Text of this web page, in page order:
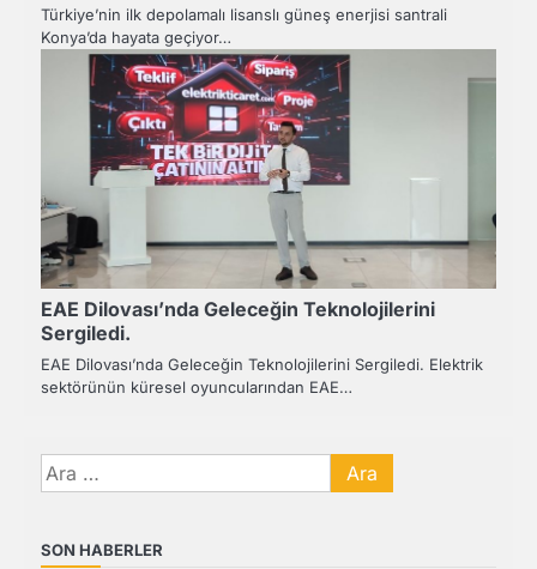
Türkiye’nin ilk depolamalı lisanslı güneş enerjisi santrali
Konya’da hayata geçiyor…
EAE Dilovası’nda Geleceğin Teknolojilerini
Sergiledi.
EAE Dilovası’nda Geleceğin Teknolojilerini Sergiledi. Elektrik
sektörünün küresel oyuncularından EAE…
Arama:
SON HABERLER